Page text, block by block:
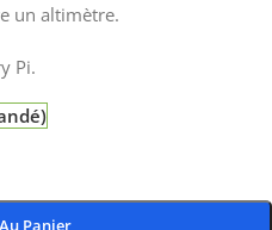
un altimètre.
Pi.
Panier